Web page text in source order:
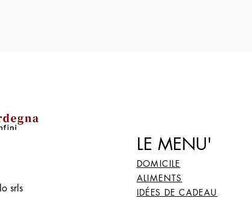
srls
LE MENU'
DOMICILE
ALIMENTS
IDÉES DE CADEAU